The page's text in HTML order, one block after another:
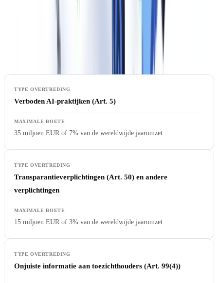
Schendingen van verboden AI-praktijken (Artikel 5) worden bestraft
met maximaal 35 miljoen euro of 7% van de wereldwijde jaaromzet.
Schendingen van de transparantieverplichtingen uit Artikel 50 vallen
Verboden AI-praktijken (Art. 5)
35 miljoen EUR of 7% van de wereldwijde jaaromzet
Transparantieverplichtingen (Art. 50) en andere
verplichtingen
15 miljoen EUR of 3% van de wereldwijde jaaromzet
Onjuiste informatie aan toezichthouders (Art. 99(4))